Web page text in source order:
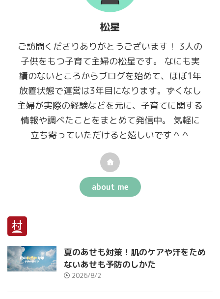
松星
ご訪問くださりありがとうございます！ 3人の
子供をもつ子育て主婦の松星です。 なにも実
績のないところからブログを始めて、ほぼ1年
放置状態で運営は3年目になります。ずくなし
主婦が実際の経験などを元に、子育てに関する
情報や調べたことをまとめて発信中。 気軽に
立ち寄っていただけると嬉しいです＾＾
about me
夏のあせも対策！肌のケアや汗をため
ないあせも予防のしかた
2026/8/2